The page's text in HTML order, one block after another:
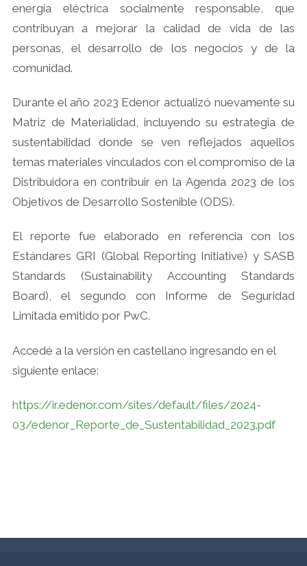
energía eléctrica socialmente responsable, que
contribuyan a mejorar la calidad de vida de las
personas, el desarrollo de los negocios y de la
comunidad.
Durante el año 2023 Edenor actualizó nuevamente su
Matriz de Materialidad, incluyendo su estrategia de
sustentabilidad donde se ven reflejados aquellos
temas materiales vinculados con el compromiso de la
Distribuidora en contribuir en la Agenda 2023 de los
Objetivos de Desarrollo Sostenible (ODS).
El reporte fue elaborado en referencia con los
Estándares GRI (Global Reporting Initiative) y SASB
Standards (Sustainability Accounting Standards
Board), el segundo con Informe de Seguridad
Limitada emitido por PwC.
Accedé a la versión en castellano ingresando en el
siguiente enlace:
https://ir.edenor.com/sites/default/files/2024-
03/edenor_Reporte_de_Sustentabilidad_2023.pdf